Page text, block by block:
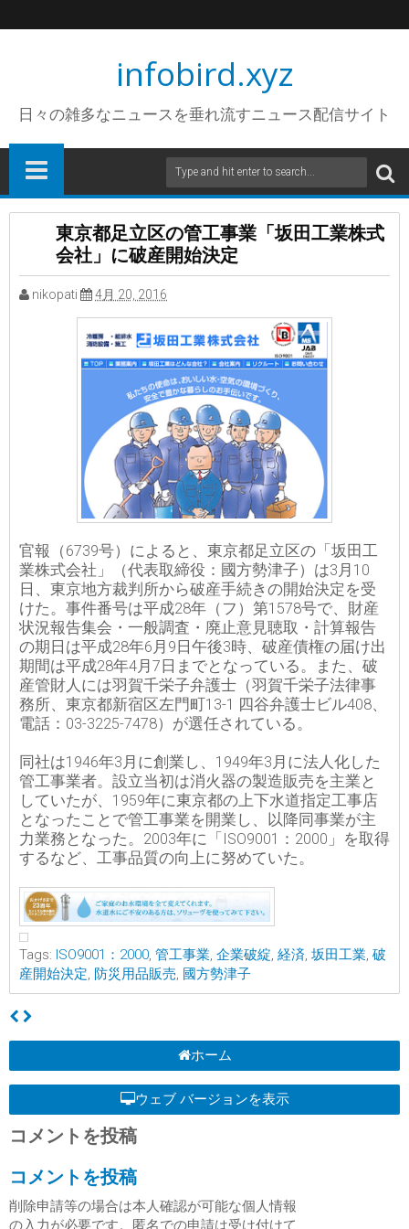
infobird.xyz
日々の雑多なニュースを垂れ流すニュース配信サイト
東京都足立区の管工事業「坂田工業株式
会社」に破産開始決定
nikopati 4月 20, 2016
官報（6739号）によると、東京都足立区の「坂田工
業株式会社」（代表取締役：國方勢津子）は3月10
日、東京地方裁判所から破産手続きの開始決定を受
けた。事件番号は平成28年（フ）第1578号で、財産
状況報告集会・一般調査・廃止意見聴取・計算報告
の期日は平成28年6月9日午後3時、破産債権の届け出
期間は平成28年4月7日までとなっている。また、破
産管財人には羽賀千栄子弁護士（羽賀千栄子法律事
務所、東京都新宿区左門町13-1 四谷弁護士ビル408、
電話：03-3225-7478）が選任されている。
同社は1946年3月に創業し、1949年3月に法人化した
管工事業者。設立当初は消火器の製造販売を主業と
していたが、1959年に東京都の上下水道指定工事店
となったことで管工事業を開業し、以降同事業が主
力業務となった。2003年に「ISO9001：2000」を取得
するなど、工事品質の向上に努めていた。
Tags: ISO9001：2000, 管工事業, 企業破綻, 経済, 坂田工業, 破
産開始決定, 防災用品販売, 國方勢津子
ホーム
ウェブ バージョンを表示
コメントを投稿
コメントを投稿
削除申請等の場合は本人確認が可能な個人情報
の入力が必要です。匿名での申請は受け付けて